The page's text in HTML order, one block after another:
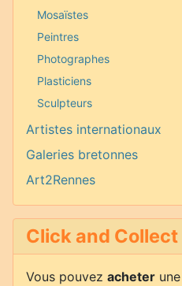
Mosaïstes
Peintres
Photographes
Plasticiens
Sculpteurs
Artistes internationaux
Galeries bretonnes
Art2Rennes
Click and Collect
Vous pouvez acheter